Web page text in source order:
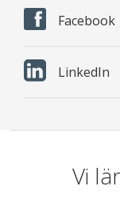
Facebook
LinkedIn
Vi